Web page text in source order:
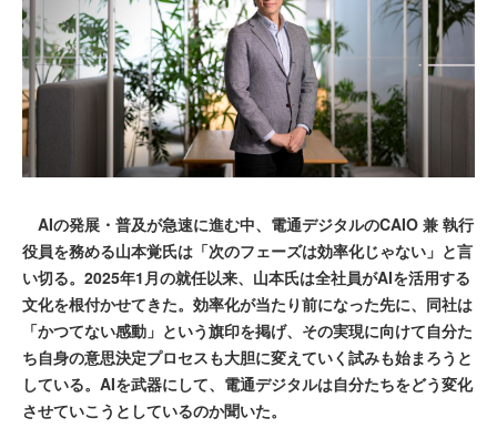
AIの発展・普及が急速に進む中、電通デジタルのCAIO 兼 執行
役員を務める山本覚氏は「次のフェーズは効率化じゃない」と言
い切る。2025年1月の就任以来、山本氏は全社員がAIを活用する
文化を根付かせてきた。効率化が当たり前になった先に、同社は
「かつてない感動」という旗印を掲げ、その実現に向けて自分た
ち自身の意思決定プロセスも大胆に変えていく試みも始まろうと
している。AIを武器にして、電通デジタルは自分たちをどう変化
させていこうとしているのか聞いた。